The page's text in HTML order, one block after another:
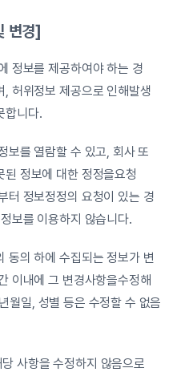
변경]
정보를 제공하여야 하는 경
, 허위정보 제공으로 인해발생
합니다.
를 열람할 수 있고, 회사 또
정보에 대한 정정을요청
터 정보정정의 요청이 있는 경
보를 이용하지 않습니다.
동의 하에 수집되는 정보가 변
이내에 그 변경사항을수정해
월일, 성별 등은 수정할 수 없음
사항을 수정하지 않음으로